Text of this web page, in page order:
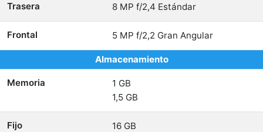
Trasera 8 MP f/2,4 Estándar
Frontal 5 MP f/2,2 Gran Angular
Almacenamiento
Memoria
1 GB
1,5 GB
Fijo 16 GB